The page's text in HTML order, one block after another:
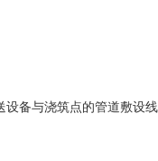
备与浇筑点的管道敷设